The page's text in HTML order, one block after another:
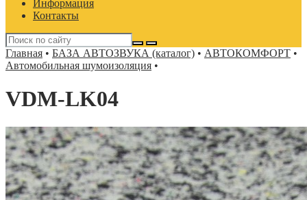
Информация
Контакты
Главная • БАЗА АВТОЗВУКА (каталог) • АВТОКОМФОРТ •
Автомобильная шумоизоляция •
VDM-LK04